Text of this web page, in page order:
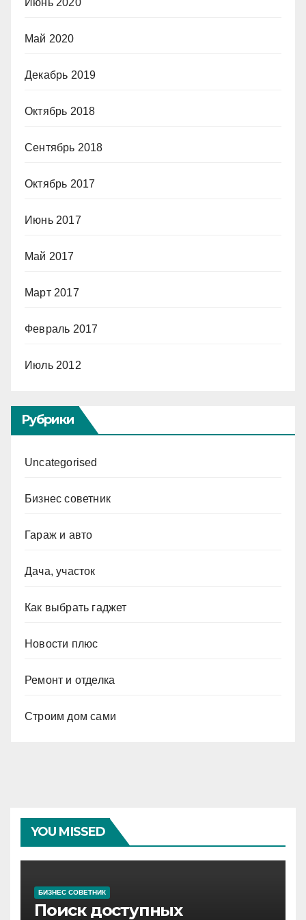
Май 2020
Декабрь 2019
Октябрь 2018
Сентябрь 2018
Октябрь 2017
Июнь 2017
Май 2017
Март 2017
Февраль 2017
Июль 2012
Рубрики
Uncategorised
Бизнес советник
Гараж и авто
Дача, участок
Как выбрать гаджет
Новости плюс
Ремонт и отделка
Строим дом сами
YOU MISSED
БИЗНЕС СОВЕТНИК
Поиск доступных